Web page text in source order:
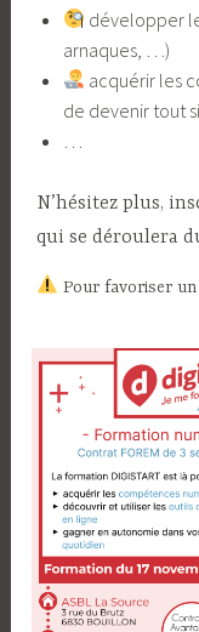
développer
arnaques, …)
acquérir les
de devenir tout
N’hésitez plus,
qui se déroulera
Pour favoriser